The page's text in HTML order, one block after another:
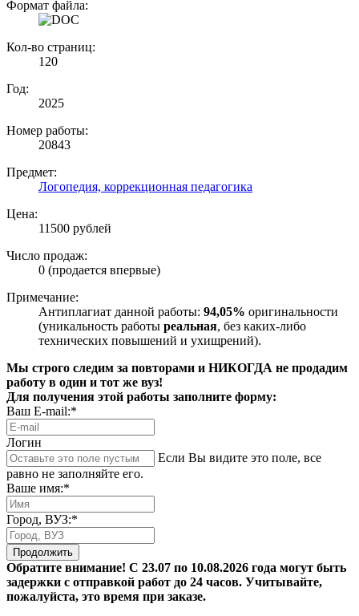
Формат файла:
Кол-во страниц:
120
Год:
2025
Номер работы:
20843
Предмет:
Логопедия, коррекционная педагогика
Цена:
11500 рублей
Число продаж:
0 (продается впервые)
Примечание:
Антиплагиат данной работы: 94,05% оригинальности
(уникальность работы реальная, без каких-либо
технических повышений и ухищрений).
Мы строго следим за повторами и НИКОГДА не продадим
работу в один и тот же вуз!
Для получения этой работы заполните форму:
Ваш E-mail:*
Логин
Если Вы видите это поле, все
равно не заполняйте его.
Ваше имя:*
Город, ВУЗ:*
Продолжить
Обратите внимание! С 23.07 по 10.08.2026 года могут быть
задержки с отправкой работ до 24 часов. Учитывайте,
пожалуйста, это время при заказе.